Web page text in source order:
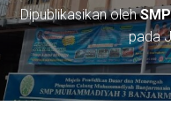
Dipublikasikan oleh
pada